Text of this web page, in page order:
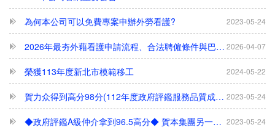
2023-05-24
為何本公司可以免費專案申辦外勞看護?
2026-04-07
2026年最夯外藉看護申請流程、合法聘僱條件與巴氏量表評估完整解析
2024-05-22
榮獲113年度新北市模範移工
2023-05-24
賀力众得到高分98分(112年度政府評鑑服務品質成績高達98分/A級)
2023-05-24
◆政府評鑑A級仲介拿到96.5高分◆ 賀本集團另一公司 力眾國際事業有限公司